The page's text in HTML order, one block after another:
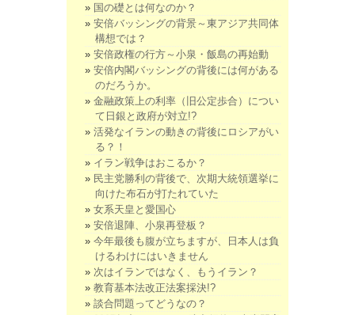
国の礎とは何なのか？
安倍バッシングの背景～東アジア共同体
構想では？
安倍政権の行方～小泉・飯島の再始動
安倍内閣バッシングの背後には何がある
のだろうか。
金融政策上の利率（旧公定歩合）につい
て日銀と政府が対立!?
活発なイランの動きの背後にロシアがい
る？！
イラン戦争はおこるか？
民主党勝利の背後で、次期大統領選挙に
向けた布石が打たれていた
女系天皇と愛国心
安倍退陣、小泉再登板？
今年最後も腹が立ちますが、日本人は負
けるわけにはいきません
次はイランではなく、もうイラン？
教育基本法改正法案採決!?
談合問題ってどうなの？